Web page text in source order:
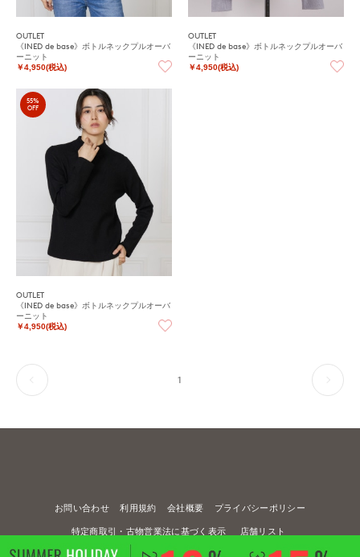
OUTLET
《INED de base》ボトルネックプルオーバ
ーニット
￥4,950(税込)
OUTLET
《INED de base》ボトルネックプルオーバ
ーニット
￥4,950(税込)
55%
OFF
OUTLET
《INED de base》ボトルネックプルオーバ
ーニット
￥4,950(税込)
1
お問い合わせ 利用規約 会社概要 プライバシーポリシー
特定商取引・古物営業法に基づく表示 店舗リスト